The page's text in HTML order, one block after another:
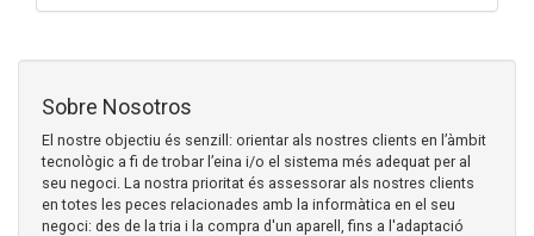
Sobre Nosotros
El nostre objectiu és senzill: orientar als nostres clients en l’àmbit
tecnològic a fi de trobar l’eina i/o el sistema més adequat per al
seu negoci. La nostra prioritat és assessorar als nostres clients
en totes les peces relacionades amb la informàtica en el seu
negoci: des de la tria i la compra d'un aparell, fins a l'adaptació